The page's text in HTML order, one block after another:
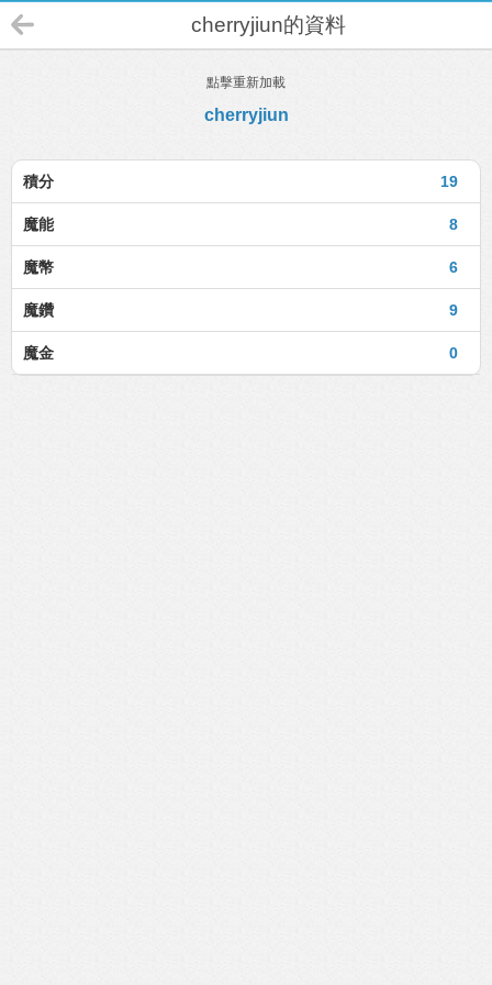
cherryjiun的資料
點擊重新加載
cherryjiun
19
積分
8
魔能
6
魔幣
9
魔鑽
0
魔金